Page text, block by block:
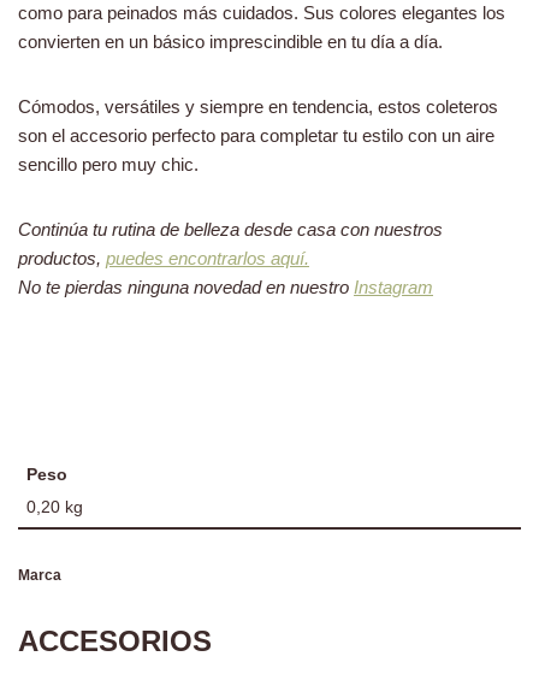
como para peinados más cuidados. Sus colores elegantes los
convierten en un básico imprescindible en tu día a día.
Cómodos, versátiles y siempre en tendencia, estos coleteros
son el accesorio perfecto para completar tu estilo con un aire
sencillo pero muy chic.
Continúa tu rutina de belleza desde casa con nuestros
productos, puedes encontrarlos aquí.
No te pierdas ninguna novedad en nuestro Instagram
Peso
0,20 kg
Marca
ACCESORIOS